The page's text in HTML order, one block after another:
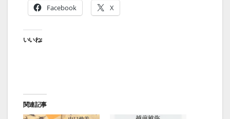
Facebook X
いいね:
関連記事